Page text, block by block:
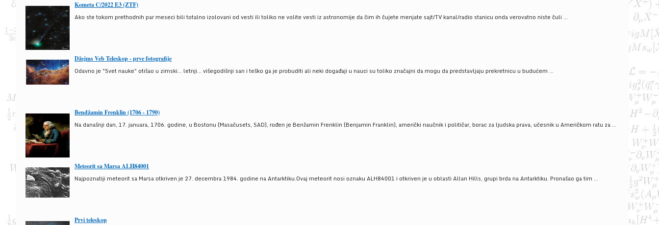
Kometa C/2022 E3 (ZTF)
Ako ste tokom prethodnih par meseci bili totalno izolovani od vesti ili toliko ne volite vesti iz astronomije da čim ih čujete menjate sajt/TV kanal/radio stanicu onda verovatno niste čuli ...
Džejms Veb Teleskop - prve fotografije
Odavno je "Svet nauke" otišao u zimski... letnji... višegodišnji san i teško ga je probuditi ali neki događaji u nauci su toliko značajni da mogu da predstavljaju prekretnicu u budućem ...
Bendžamin Frenklin (1706 - 1790)
Na današnji dan, 17. januara, 1706. godine, u Bostonu (Masačusets, SAD), rođen je Benžamin Frenklin (Benjamin Franklin), američki naučnik i političar, borac za ljudska prava, učesnik u Američkom ratu za ...
Meteorit sa Marsa ALH84001
Najpoznatiji meteorit sa Marsa otkriven je 27. decembra 1984. godine na Antarktiku.Ovaj meteorit nosi oznaku ALH84001 i otkriven je u oblasti Allan Hills, grupi brda na Antarktiku. Pronašao ga tim ...
Prvi teleskop